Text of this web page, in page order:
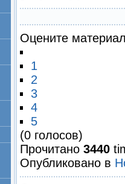
Оцените
1
2
3
4
5
(0 голосов)
Прочитано 3440
Опубликовано в